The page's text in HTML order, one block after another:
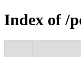
Index of /